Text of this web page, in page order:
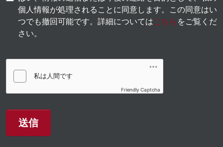
個人情報が処理されることに同意します。この同意はい
つでも撤回可能です。詳細についてはこちら をご覧くだ
さい。
Friendly Captcha
送信